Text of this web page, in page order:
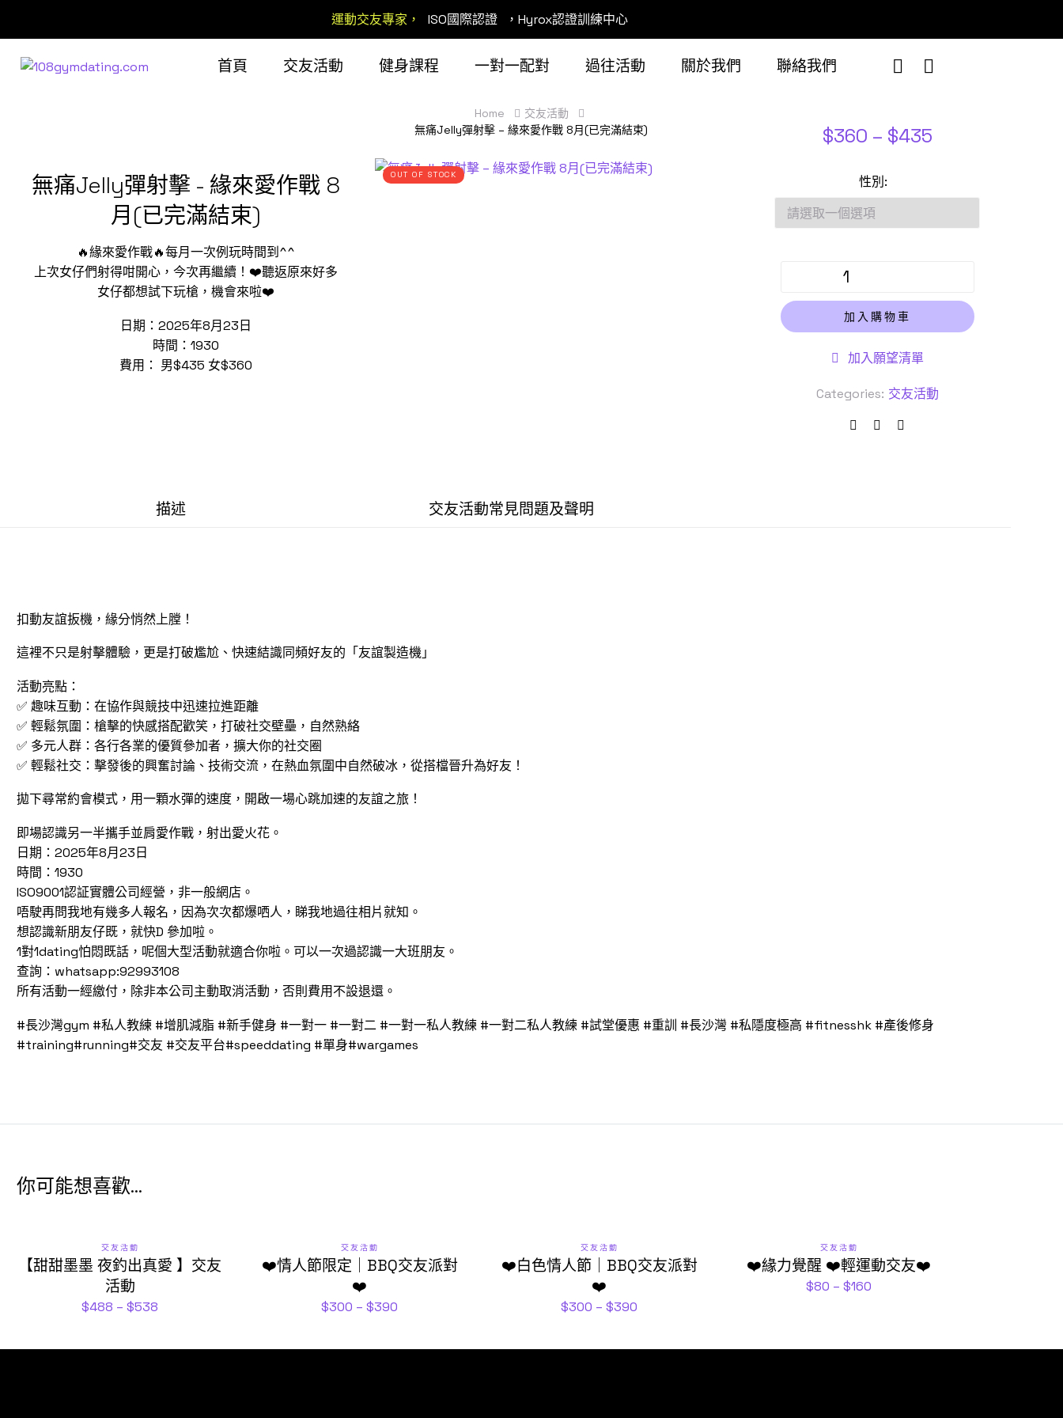
運動交友專家， ISO國際認證 ，Hyrox認證訓練中心
首頁 交友活動 健身課程 一對一配對 過往活動 關於我們 聯絡我們
無痛Jelly彈射擊 - 緣來愛作戰 8
月(已完滿結束)
🔥緣來愛作戰🔥每月一次例玩時間到^^
上次女仔們射得咁開心，今次再繼續！❤️聽返原來好多
女仔都想試下玩槍，機會來啦❤️
日期：2025年8月23日
時間：1930
費用： 男$435 女$360
Home
交友活動
無痛Jelly彈射擊 – 緣來愛作戰 8月(已完滿結束)
OUT OF STOCK
$360 – $435
性別
加入購物車
加入願望清單
Categories: 交友活動
描述 交友活動常見問題及聲明
扣動友誼扳機，緣分悄然上膛！
這裡不只是射擊體驗，更是打破尷尬、快速結識同頻好友的「友誼製造機」
活動亮點：
✅ 趣味互動：在協作與競技中迅速拉進距離
✅ 輕鬆氛圍：槍擊的快感搭配歡笑，打破社交壁壘，自然熟絡
✅ 多元人群：各行各業的優質參加者，擴大你的社交圈
✅ 輕鬆社交：擊發後的興奮討論、技術交流，在熱血氛圍中自然破冰，從搭檔晉升為好友！
拋下尋常約會模式，用一顆水彈的速度，開啟一場心跳加速的友誼之旅！
即場認識另一半攜手並肩愛作戰，射出愛火花。
日期：2025年8月23日
時間：1930
ISO9001認証實體公司經營，非一般網店。
唔駛再問我地有幾多人報名，因為次次都爆哂人，睇我地過往相片就知。
想認識新朋友仔既，就快D 參加啦。
1對1dating怕悶既話，呢個大型活動就適合你啦。可以一次過認識一大班朋友。
查詢：whatsapp:92993108
所有活動一經繳付，除非本公司主動取消活動，否則費用不設退還。
#長沙灣gym #私人教練 #增肌減脂 #新手健身 #一對一 #一對二 #一對一私人教練 #一對二私人教練 #試堂優惠 #重訓 #長沙灣 #私隱度極高 #fitnesshk #產後修身
#training#running#交友 #交友平台#speeddating #單身#wargames
你可能想喜歡...
交友活動
【甜甜墨墨 夜釣出真愛 】交友
活動
$488 – $538
交友活動
❤️情人節限定｜BBQ交友派對
❤️
$300 – $390
交友活動
❤️白色情人節｜BBQ交友派對
❤️
$300 – $390
交友活動
❤️緣力覺醒 ❤️輕運動交友❤️
$80 – $160